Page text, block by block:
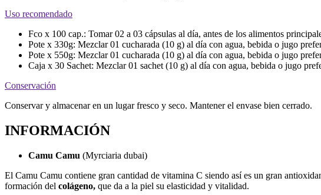
Uso recomendado
Fco x 100 cap.: Tomar 02 a 03 cápsulas al día, antes de los alimentos
Pote x 330g: Mezclar 01 cucharada (10 g) al día con agua, bebida o jugo
Pote x 550g: Mezclar 01 cucharada (10 g) al día con agua, bebida o jugo
Caja x 30 Sachet: Mezclar 01 sachet (10 g) al día con agua, bebida o jugo
Conservación
Conservar y almacenar en un lugar fresco y seco. Mantener el envase bien cerrado.
INFORMACIÓN
Camu Camu (Myrciaria dubai)
El Camu Camu contiene gran cantidad de vitamina C siendo así es un gran
formación del colágeno, que da a la piel su elasticidad y vitalidad.